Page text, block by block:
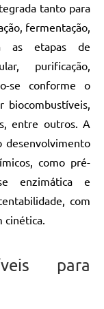
tanto para
fermentação,
as etapas de
purificação,
se conforme o
entre outros. A
desenvolvimento
como pré-
enzimática e
com
cinética.
para